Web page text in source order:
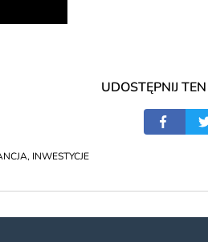
UDOSTĘPNIJ
, INWESTYCJE